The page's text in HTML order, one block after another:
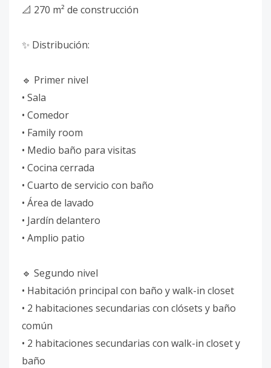
📐 270 m² de construcción
✨ Distribución:
🔹 Primer nivel
• Sala
• Comedor
• Family room
• Medio baño para visitas
• Cocina cerrada
• Cuarto de servicio con baño
• Área de lavado
• Jardín delantero
• Amplio patio
🔹 Segundo nivel
• Habitación principal con baño y walk-in closet
• 2 habitaciones secundarias con clósets y baño
común
• 2 habitaciones secundarias con walk-in closet y
baño